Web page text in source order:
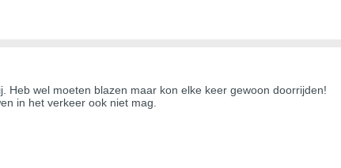
Heb wel moeten blazen maar kon elke keer gewoon doorrijden!
in het verkeer ook niet mag.